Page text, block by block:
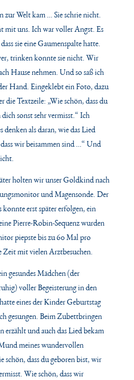
zur Welt kam … Sie schrie nicht.
mit uns. Ich war voller Angst. Es
sie eine Gaumenspalte hatte.
trinken konnte sie nicht. Wir
Hause nehmen. Und so saß ich
Hand. Eingeklebt ein Foto, dazu
die Textzeile: „Wie schön, dass du
sonst sehr vermisst.“ Ich
denken als daran, wie das Lied
wir beisammen sind …“ Und
holten wir unser Goldkind nach
und Magensonde. Der
konnte erst später erfolgen, ein
Pierre-Robin-Sequenz wurden
piepste bis zu 60 Mal pro
Zeit mit vielen Arztbesuchen.
gesundes Mädchen (der
voller Begeisterung in den
eines der Kinder Geburtstag
gesungen. Beim Zubettbringen
erzählt und auch das Lied bekam
meines wundervollen
schön, dass du geboren bist, wir
Wie schön, dass wir